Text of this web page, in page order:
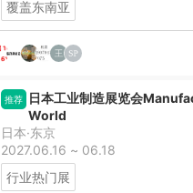
覆盖东南亚
推荐
日本工业制造展览会
World
日本·东京
2027.06.16 ~ 06.18
行业热门展